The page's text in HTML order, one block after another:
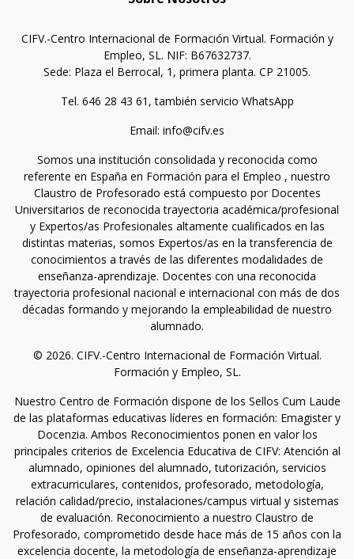
CIFV.-Centro Internacional de Formación Virtual. Formación y
Empleo, SL. NIF: B67632737.
Sede: Plaza el Berrocal, 1, primera planta. CP 21005.
Tel. 646 28 43 61, también servicio WhatsApp
Email: info@cifv.es
Somos una institución consolidada y reconocida como
referente en España en Formación para el Empleo , nuestro
Claustro de Profesorado está compuesto por Docentes
Universitarios de reconocida trayectoria académica/profesional
y Expertos/as Profesionales altamente cualificados en las
distintas materias, somos Expertos/as en la transferencia de
conocimientos a través de las diferentes modalidades de
enseñanza-aprendizaje. Docentes con una reconocida
trayectoria profesional nacional e internacional con más de dos
décadas formando y mejorando la empleabilidad de nuestro
alumnado.
© 2026. CIFV.-Centro Internacional de Formación Virtual.
Formación y Empleo, SL.
Nuestro Centro de Formación dispone de los Sellos Cum Laude
de las plataformas educativas líderes en formación: Emagister y
Docenzia. Ambos Reconocimientos ponen en valor los
principales criterios de Excelencia Educativa de CIFV: Atención al
alumnado, opiniones del alumnado, tutorización, servicios
extracurriculares, contenidos, profesorado, metodología,
relación calidad/precio, instalaciones/campus virtual y sistemas
de evaluación. Reconocimiento a nuestro Claustro de
Profesorado, comprometido desde hace más de 15 años con la
excelencia docente, la metodología de enseñanza-aprendizaje